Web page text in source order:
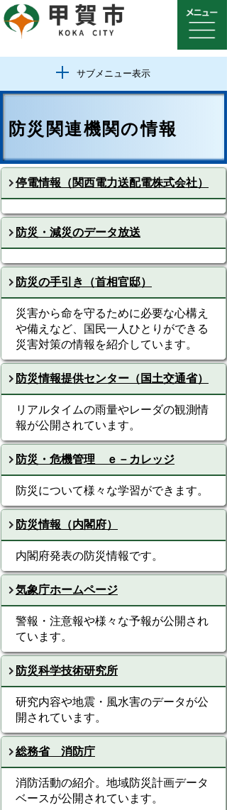
サブメニュー表示
防災関連機関の情報
停電情報（関西電力送配電株式会社）
防災・減災のデータ放送
防災の手引き（首相官邸）
災害から命を守るために必要な心構え
や備えなど、国民一人ひとりができる
災害対策の情報を紹介しています。
防災情報提供センター（国土交通省）
リアルタイムの雨量やレーダの観測情
報が公開されています。
防災・危機管理 ｅ－カレッジ
防災について様々な学習ができます。
防災情報（内閣府）
内閣府発表の防災情報です。
気象庁ホームページ
警報・注意報や様々な予報が公開され
ています。
防災科学技術研究所
研究内容や地震・風水害のデータが公
開されています。
総務省 消防庁
消防活動の紹介。地域防災計画データ
ベースが公開されています。